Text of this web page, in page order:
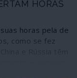
HORAS
horas pela de
como se fez